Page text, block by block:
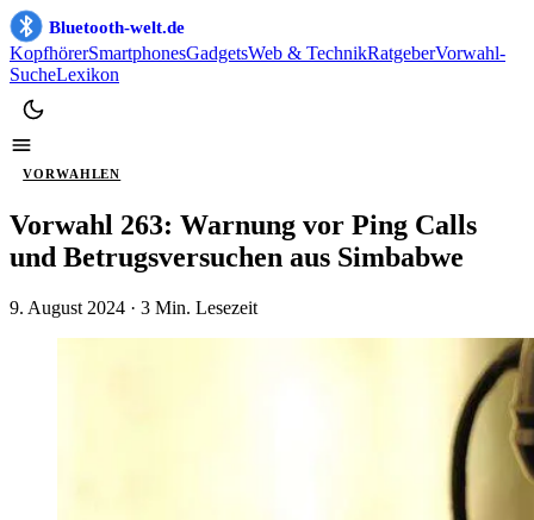
Bluetooth-welt.de
KopfhörerSmartphonesGadgetsWeb & TechnikRatgeberVorwahl-
SucheLexikon
VORWAHLEN
Vorwahl 263: Warnung vor Ping Calls
und Betrugsversuchen aus Simbabwe
9. August 2024 · 3 Min. Lesezeit